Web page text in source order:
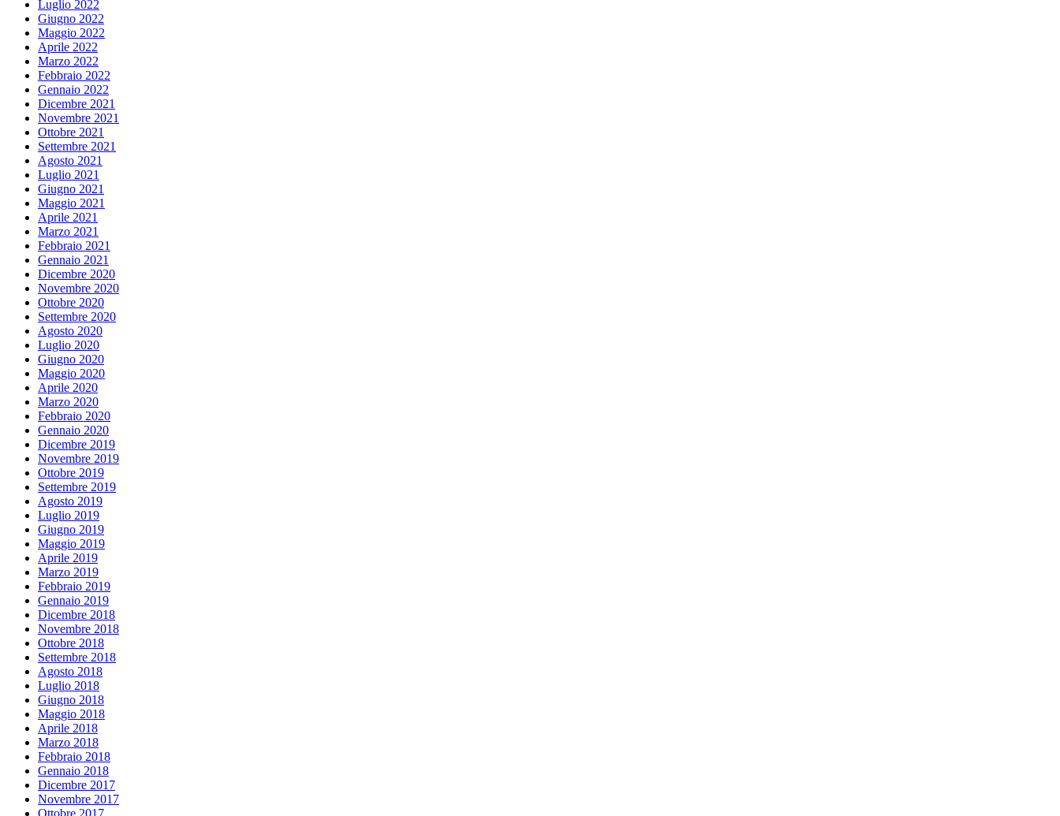
Luglio 2022
Giugno 2022
Maggio 2022
Aprile 2022
Marzo 2022
Febbraio 2022
Gennaio 2022
Dicembre 2021
Novembre 2021
Ottobre 2021
Settembre 2021
Agosto 2021
Luglio 2021
Giugno 2021
Maggio 2021
Aprile 2021
Marzo 2021
Febbraio 2021
Gennaio 2021
Dicembre 2020
Novembre 2020
Ottobre 2020
Settembre 2020
Agosto 2020
Luglio 2020
Giugno 2020
Maggio 2020
Aprile 2020
Marzo 2020
Febbraio 2020
Gennaio 2020
Dicembre 2019
Novembre 2019
Ottobre 2019
Settembre 2019
Agosto 2019
Luglio 2019
Giugno 2019
Maggio 2019
Aprile 2019
Marzo 2019
Febbraio 2019
Gennaio 2019
Dicembre 2018
Novembre 2018
Ottobre 2018
Settembre 2018
Agosto 2018
Luglio 2018
Giugno 2018
Maggio 2018
Aprile 2018
Marzo 2018
Febbraio 2018
Gennaio 2018
Dicembre 2017
Novembre 2017
Ottobre 2017